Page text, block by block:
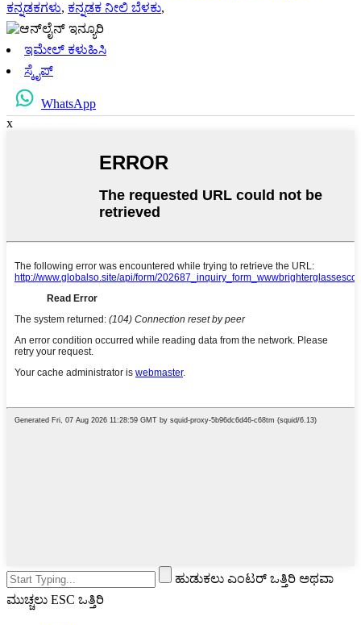
ಕನ್ನಡಕಗಳು, ಕನ್ನಡಕ ನೀಲಿ ಬೆಳಕು,
ಇಮೇಲ್ ಕಳುಹಿಸಿ
ಸ್ಕೈಪ್
WhatsApp
x
ಹುಡುಕಲು ಎಂಟರ್ ಒತ್ತಿರಿ ಅಥವಾ
ಮುಚ್ಚಲು ESC ಒತ್ತಿರಿ